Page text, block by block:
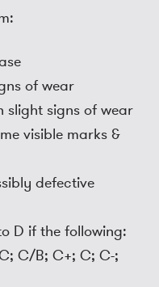
of wear
slight signs of wear
visible marks &
defective
D if the following:
C/B; C+; C; C-;